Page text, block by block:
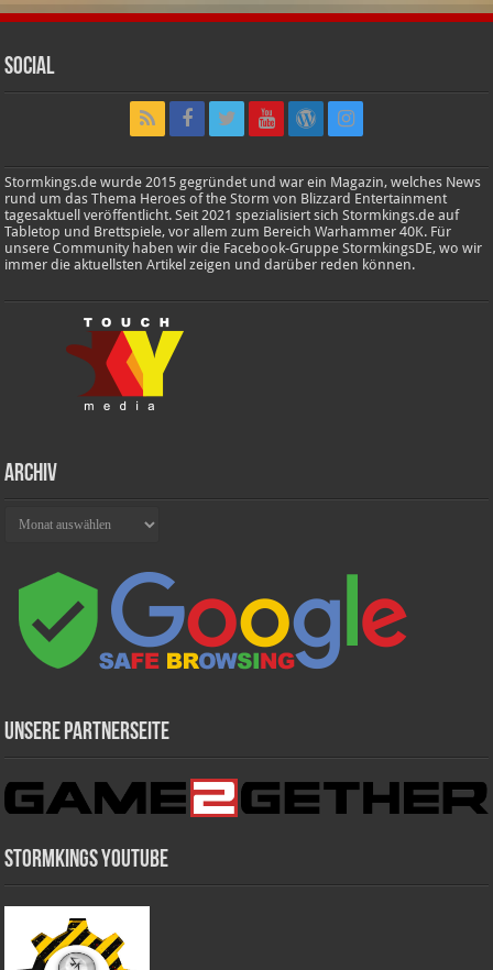
Social
Stormkings.de wurde 2015 gegründet und war ein Magazin, welches News
rund um das Thema Heroes of the Storm von Blizzard Entertainment
tagesaktuell veröffentlicht. Seit 2021 spezialisiert sich Stormkings.de auf
Tabletop und Brettspiele, vor allem zum Bereich Warhammer 40K. Für
unsere Community haben wir die Facebook-Gruppe StormkingsDE, wo wir
immer die aktuellsten Artikel zeigen und darüber reden können.
Archiv
Unsere Partnerseite
Stormkings Youtube